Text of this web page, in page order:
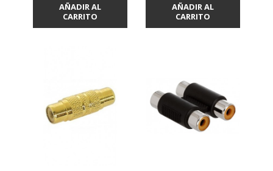
AÑADIR AL
CARRITO
AÑADIR AL
CARRITO